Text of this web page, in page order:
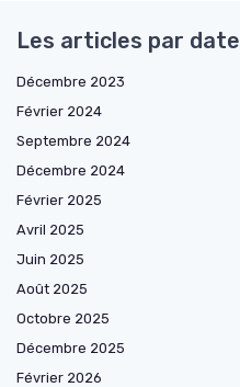
Les articles par date
Décembre 2023
Février 2024
Septembre 2024
Décembre 2024
Février 2025
Avril 2025
Juin 2025
Août 2025
Octobre 2025
Décembre 2025
Février 2026